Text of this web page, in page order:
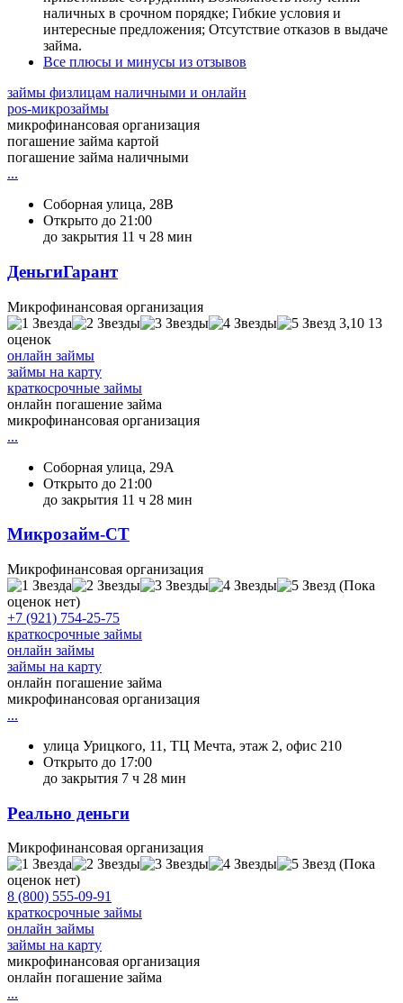
наличных в срочном порядке; Гибкие условия и
интересные предложения; Отсутствие отказов в выдаче
займа.
Все плюсы и минусы из отзывов
займы физлицам наличными и онлайн
pos-микрозаймы
микрофинансовая организация
погашение займа картой
погашение займа наличными
...
Соборная улица, 28В
Открыто до 21:00
до закрытия 11 ч 28 мин
ДеньгиГарант
Микрофинансовая организация
3,10 13
оценок
онлайн займы
займы на карту
краткосрочные займы
онлайн погашение займа
микрофинансовая организация
...
Соборная улица, 29А
Открыто до 21:00
до закрытия 11 ч 28 мин
Микрозайм-СТ
Микрофинансовая организация
(Пока
оценок нет)
+7 (921) 754-25-75
краткосрочные займы
онлайн займы
займы на карту
онлайн погашение займа
микрофинансовая организация
...
улица Урицкого, 11, ТЦ Мечта, этаж 2, офис 210
Открыто до 17:00
до закрытия 7 ч 28 мин
Реально деньги
Микрофинансовая организация
(Пока
оценок нет)
8 (800) 555-09-91
краткосрочные займы
онлайн займы
займы на карту
микрофинансовая организация
онлайн погашение займа
...